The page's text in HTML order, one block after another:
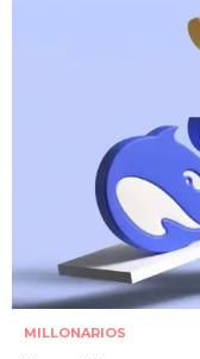
MILLONARIOS